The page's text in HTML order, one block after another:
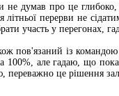
думав про це
перерви не
участь у перегонах,
пов'язаний із
але гадаю, що
це рішення